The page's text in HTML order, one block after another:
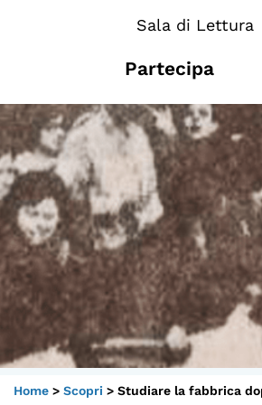
Sala di Lettura
Partecipa
I CONTENUTI
Osservatori di ricerca
Progetti Nazionali
Progetti Internazionali
Pubblicazioni
Storie di Resistenza,
Home> Scopri > Studiare la fabbrica